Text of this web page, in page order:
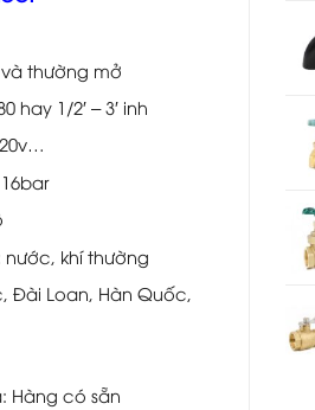
thường mở
hay 1/2′ – 3′ inh
nước, khí thường
Đài Loan, Hàn Quốc,
Hàng có sẵn